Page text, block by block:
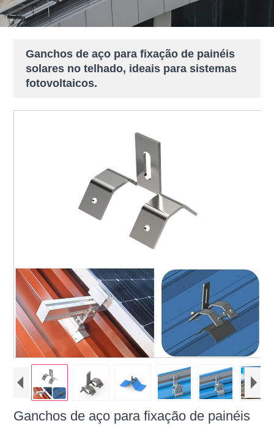
Ganchos de aço para fixação de painéis
solares no telhado, ideais para sistemas
fotovoltaicos.
Ganchos de aço para fixação de painéis